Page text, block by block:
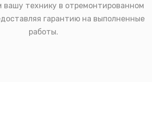
технику в отремонтированном
гарантию на выполненные
работы.